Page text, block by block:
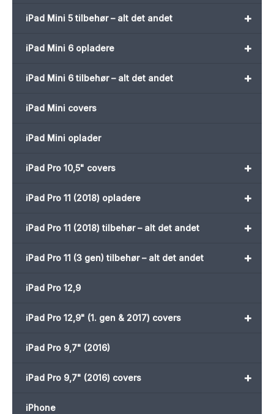
+
iPad Mini 5 tilbehør – alt det andet
+
iPad Mini 6 opladere
+
iPad Mini 6 tilbehør – alt det andet
iPad Mini covers
iPad Mini oplader
+
iPad Pro 10,5" covers
+
iPad Pro 11 (2018) opladere
+
iPad Pro 11 (2018) tilbehør – alt det andet
+
iPad Pro 11 (3 gen) tilbehør – alt det andet
iPad Pro 12,9
+
iPad Pro 12,9" (1. gen & 2017) covers
iPad Pro 9,7" (2016)
+
iPad Pro 9,7" (2016) covers
iPhone